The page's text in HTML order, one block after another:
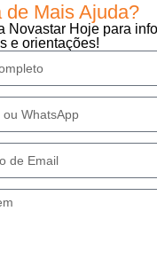
de Mais Ajuda?
Novastar Hoje para
e orientações!